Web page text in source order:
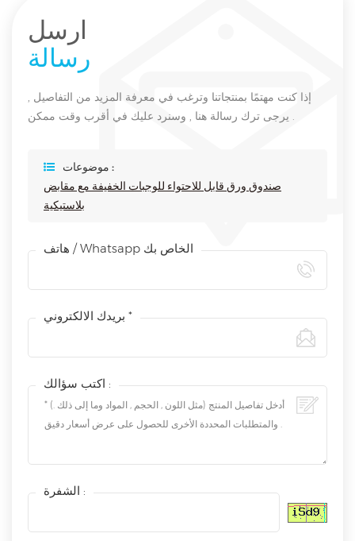
ارسل
رسالة
إذا كنت مهتمًا بمنتجاتنا وترغب في معرفة المزيد من التفاصيل ,
يرجى ترك رسالة هنا , وسنرد عليك في أقرب وقت ممكن .
موضوعات :
صندوق ورق قابل للاحتواء للوجبات الخفيفة مع مقابض
بلاستيكية
هاتف / Whatsapp الخاص بك
بريدك الالكتروني *
اكتب سؤالك :
الشفرة :